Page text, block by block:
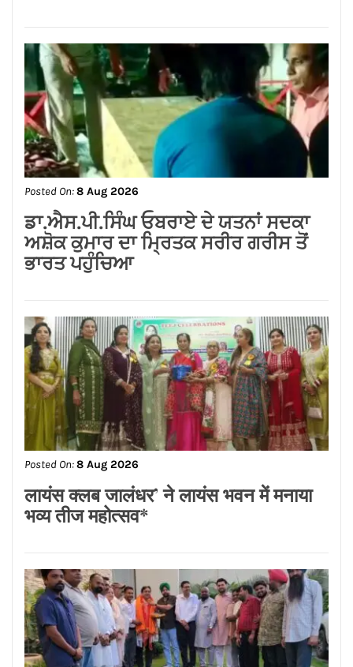
Posted On:8 Aug 2026
ਗੁਰਸਿਮਰਨ ਮੰਡ ਤੇ ਸਿੱਖਾਂ ਦੀਆਂ ਭਾਵਨਾਵਾਂ
ਭੜਕਾਉਣ ਦਾ ਪਰਚਾ ਦਰਜ਼ ਕਰਕੇ ਗ੍ਰਿਫਤਾਰ
ਕੀਤਾ ਜਾਵੇ।
Posted On:8 Aug 2026
ਨਿਤਿਨ ਕੋਹਲੀ ਨੇ ਪੁਲਿਸ ਲਾਈਨ ਵਿੱਚ 95 ਲੱਖ
ਰੁਪਏ ਦੇ ਸੜਕ ਨਿਰਮਾਣ ਕਾਰਜਾਂ ਦਾ
ਉਦਘਾਟਨ ਕੀਤਾ